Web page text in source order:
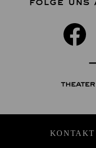
FOLGE UNS
KONTAKT